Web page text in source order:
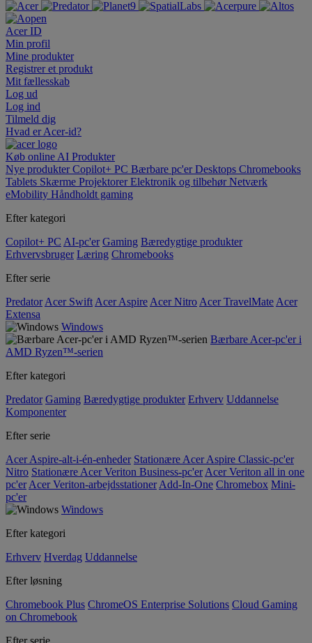
Acer ID
Min profil
Mine produkter
Registrer et produkt
Mit fællesskab
Log ud
Log ind
Tilmeld dig
Hvad er Acer-id?
Køb online AI Produkter
Nye produkterCopilot+ PC Bærbare pc'erDesktops Chromebooks
Tablets Skærme ProjektorerElektronik og tilbehørNetværk
eMobility Håndholdt gaming
Efter kategori
Copilot+ PC AI-pc'er Gaming Bæredygtige produkter
Erhvervsbruger Læring Chromebooks
Efter serie
Predator Acer Swift Acer Aspire Acer Nitro Acer TravelMate Acer
Extensa
Windows
Bærbare Acer-pc'er i
AMD Ryzen™-serien
Efter kategori
Predator Gaming Bæredygtige produkter Erhverv Uddannelse
Komponenter
Efter serie
Acer Aspire-alt-i-én-enheder Stationære Acer Aspire Classic-pc'er
Nitro Stationære Acer Veriton Business-pc'er Acer Veriton all in one
pc'er Acer Veriton-arbejdsstationer Add-In-One Chromebox Mini-
pc'er
Windows
Efter kategori
Erhverv Hverdag Uddannelse
Efter løsning
Chromebook Plus ChromeOS Enterprise Solutions Cloud Gaming
on Chromebook
Efter serie